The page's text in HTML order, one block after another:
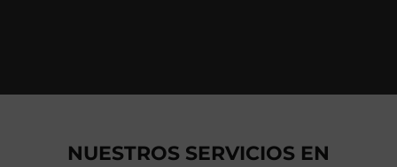
NUESTROS SERVICIOS EN